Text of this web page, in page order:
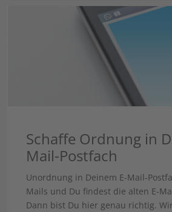
Schaffe Ordnung in
Mail-Postfach
Unordnung in Deinem E-Mail-
Mails und Du findest die alten E-
Dann bist Du hier genau richtig.